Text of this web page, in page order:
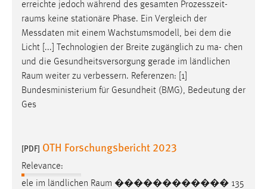
erreichte jedoch während des gesamten Prozesszeit-
raums keine stationäre Phase. Ein Vergleich der
Messdaten mit einem Wachstumsmodell, bei dem die
Licht [...] Technologien der Breite zugänglich zu ma- chen
und die Gesundheitsversorgung gerade im ländlichen
Raum weiter zu verbessern. Referenzen: [1]
Bundesministerium für Gesundheit (BMG), Bedeutung der
Ges
[PDF] OTH Forschungsbericht 2023
Relevance:
ele im ländlichen Raum ������������ 135